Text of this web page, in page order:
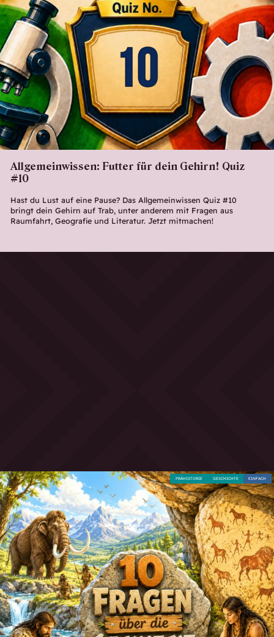
Allgemeinwissen: Futter für dein Gehirn! Quiz
#10
Hast du Lust auf eine Pause? Das Allgemeinwissen Quiz #10
bringt dein Gehirn auf Trab, unter anderem mit Fragen aus
Raumfahrt, Geografie und Literatur. Jetzt mitmachen!
EINFACH
GESCHICHTE
PRÄHISTORIE